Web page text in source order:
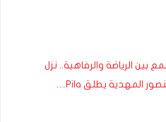
بين الرياضة والرفاهية.. نزل